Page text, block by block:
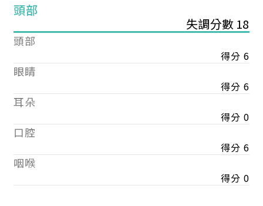
頭部
失調分數 18
頭部
得分 6
眼睛
得分 6
耳朵
得分 0
口腔
得分 6
咽喉
得分 0